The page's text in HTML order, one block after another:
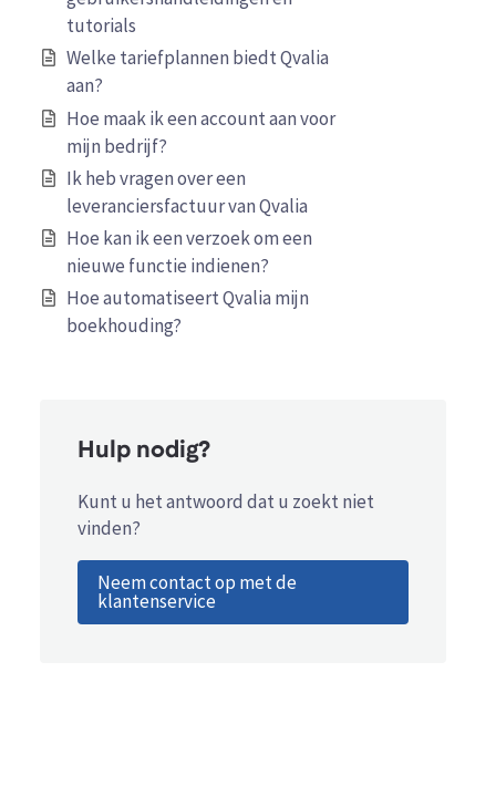
tutorials
Welke tariefplannen biedt Qvalia
aan?
Hoe maak ik een account aan voor
mijn bedrijf?
Ik heb vragen over een
leveranciersfactuur van Qvalia
Hoe kan ik een verzoek om een
nieuwe functie indienen?
Hoe automatiseert Qvalia mijn
boekhouding?
Hulp nodig?
Kunt u het antwoord dat u zoekt niet
vinden?
Neem contact op met de
klantenservice